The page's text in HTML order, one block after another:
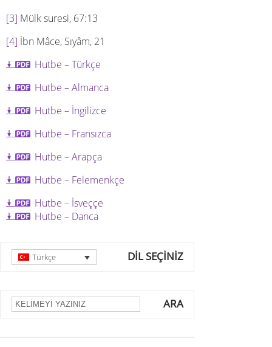
[3] Mülk suresi, 67:13
[4] İbn Mâce, Sıyâm, 21
Hutbe – Türkçe
Hutbe – Almanca
Hutbe – İngilizce
Hutbe – Fransızca
Hutbe – Arapça
Hutbe – Felemenkçe
Hutbe – İsveççe
Hutbe – Danca
DİL SEÇİNİZ
Türkçe
ARA